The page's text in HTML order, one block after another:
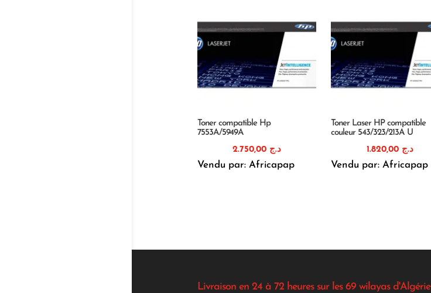
Toner compatible Hp
7553A/5949A
د.ج 2.750,00
Vendu par: Africapap
Toner Laser HP compatible
couleur 543/323/213A U
د.ج 1.820,00
Vendu par: Africapap
Livraison en 24 à 72 heures sur les 69 wilayas d'Algérie